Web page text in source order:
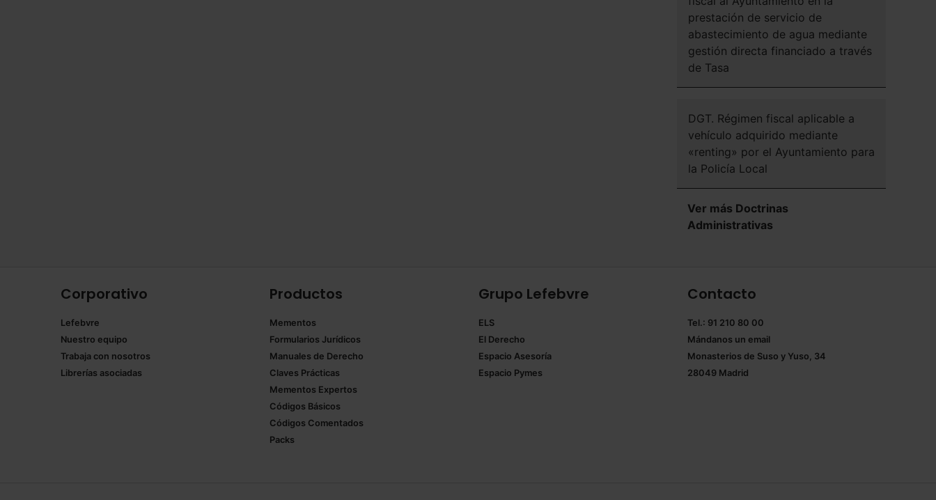
prestación de servicio de
abastecimiento de agua mediante
gestión directa financiado a través
de Tasa
DGT. Régimen fiscal aplicable a
vehículo adquirido mediante
«renting» por el Ayuntamiento para
la Policía Local
Ver más Doctrinas
Administrativas
Corporativo
Lefebvre
Nuestro equipo
Trabaja con nosotros
Librerías asociadas
Productos
Mementos
Formularios Jurídicos
Manuales de Derecho
Claves Prácticas
Mementos Expertos
Códigos Básicos
Códigos Comentados
Packs
Grupo Lefebvre
ELS
El Derecho
Espacio Asesoría
Espacio Pymes
Contacto
Tel.: 91 210 80 00
Mándanos un email
Monasterios de Suso y Yuso, 34
28049 Madrid